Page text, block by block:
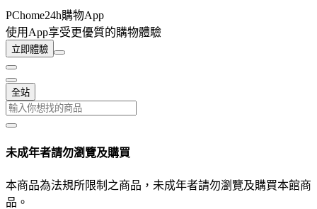
PChome24h購物App
使用App享受更優質的購物體驗
立即體驗
全站
未成年者請勿瀏覽及購買
本商品為法規所限制之商品，未成年者請勿瀏覽及購買本館商
品。